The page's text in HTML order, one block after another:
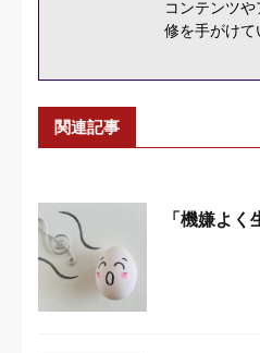
コンテンツ
修を手がけて
関連記事
「機嫌よく